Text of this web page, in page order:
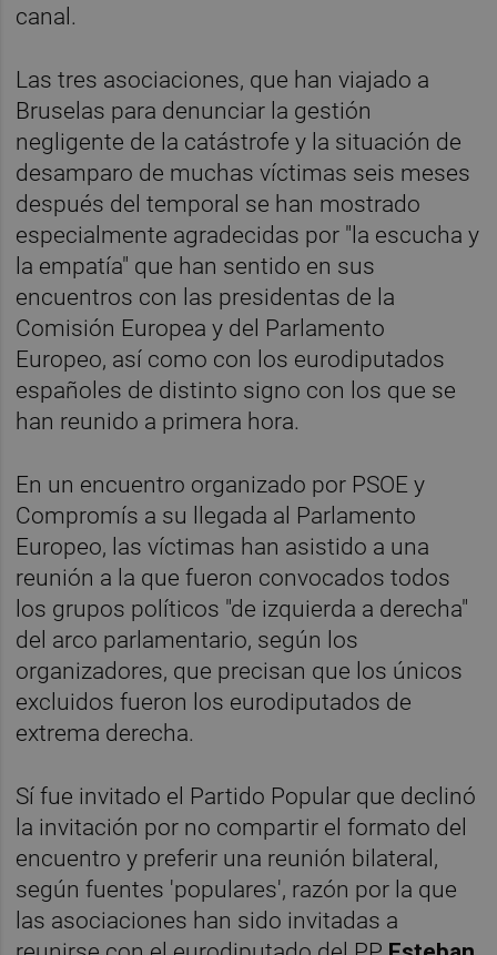
canal.
Las tres asociaciones, que han viajado a
Bruselas para denunciar la gestión
negligente de la catástrofe y la situación de
desamparo de muchas víctimas seis meses
después del temporal se han mostrado
especialmente agradecidas por "la escucha y
la empatía" que han sentido en sus
encuentros con las presidentas de la
Comisión Europea y del Parlamento
Europeo, así como con los eurodiputados
españoles de distinto signo con los que se
han reunido a primera hora.
En un encuentro organizado por PSOE y
Compromís a su llegada al Parlamento
Europeo, las víctimas han asistido a una
reunión a la que fueron convocados todos
los grupos políticos "de izquierda a derecha"
del arco parlamentario, según los
organizadores, que precisan que los únicos
excluidos fueron los eurodiputados de
extrema derecha.
Sí fue invitado el Partido Popular que declinó
la invitación por no compartir el formato del
encuentro y preferir una reunión bilateral,
según fuentes 'populares', razón por la que
las asociaciones han sido invitadas a